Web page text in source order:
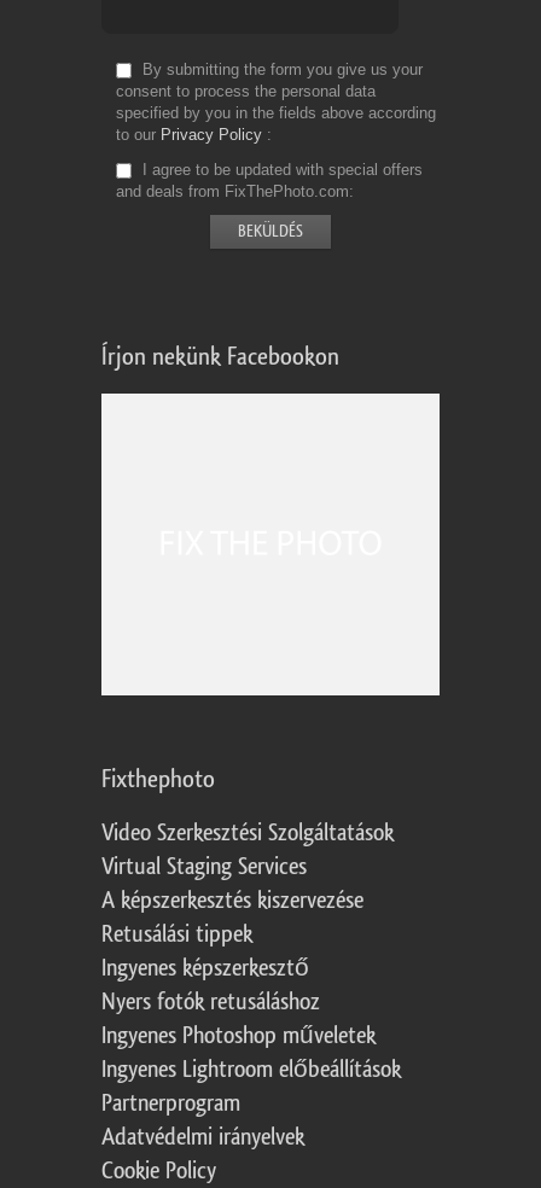
By submitting the form you give us your
consent to process the personal data
specified by you in the fields above according
to our Privacy Policy
I agree to be updated with special offers
and deals from FixThePhoto.com
Írjon nekünk Facebookon
Fixthephoto
Video Szerkesztési Szolgáltatások
Virtual Staging Services
A képszerkesztés kiszervezése
Retusálási tippek
Ingyenes képszerkesztő
Nyers fotók retusáláshoz
Ingyenes Photoshop műveletek
Ingyenes Lightroom előbeállítások
Partnerprogram
Adatvédelmi irányelvek
Cookie Policy